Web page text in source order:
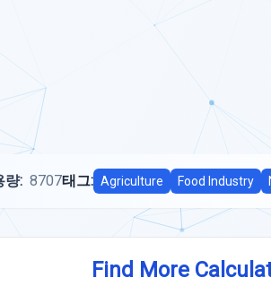
량: 8707태그: Agriculture Food Industry
Find More